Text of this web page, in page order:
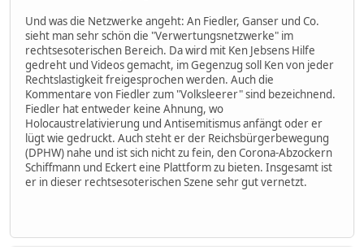
Und was die Netzwerke angeht: An Fiedler, Ganser und Co.
sieht man sehr schön die "Verwertungsnetzwerke" im
rechtsesoterischen Bereich. Da wird mit Ken Jebsens Hilfe
gedreht und Videos gemacht, im Gegenzug soll Ken von jeder
Rechtslastigkeit freigesprochen werden. Auch die
Kommentare von Fiedler zum "Volksleerer" sind bezeichnend.
Fiedler hat entweder keine Ahnung, wo
Holocaustrelativierung und Antisemitismus anfängt oder er
lügt wie gedruckt. Auch steht er der Reichsbürgerbewegung
(DPHW) nahe und ist sich nicht zu fein, den Corona-Abzockern
Schiffmann und Eckert eine Plattform zu bieten. Insgesamt ist
er in dieser rechtsesoterischen Szene sehr gut vernetzt.